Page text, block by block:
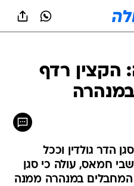
הקצין רדף
הדר גולדין וככל
חמאס, עולה כי סגן
במנהרה ממנה